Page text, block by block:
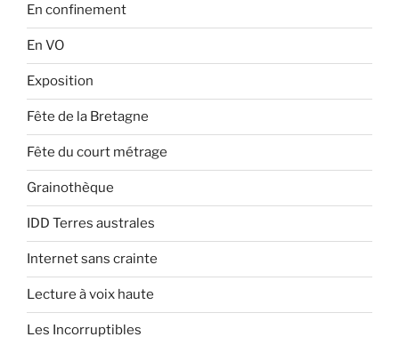
En confinement
En VO
Exposition
Fête de la Bretagne
Fête du court métrage
Grainothèque
IDD Terres australes
Internet sans crainte
Lecture à voix haute
Les Incorruptibles